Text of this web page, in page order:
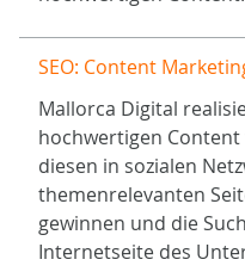
SEO: Content
Mallorca Digital
hochwertigen
diesen in sozialen
themenrelevanten
gewinnen und die
Internetseite des